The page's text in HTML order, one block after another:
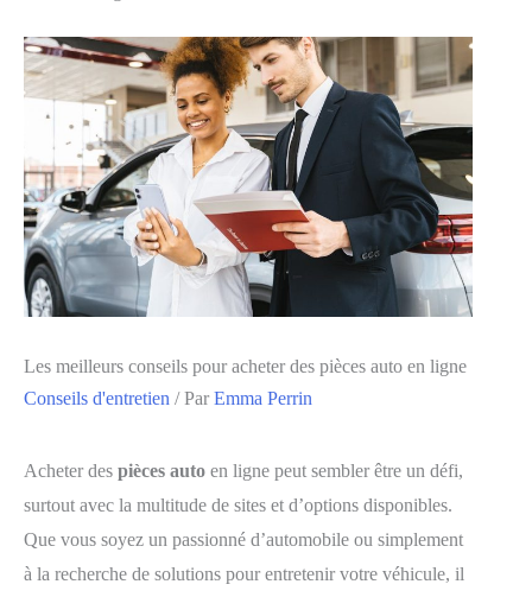
Les meilleurs conseils pour acheter des pièces auto en ligne
Conseils d'entretien / Par Emma Perrin
Acheter des pièces auto en ligne peut sembler être un défi,
surtout avec la multitude de sites et d’options disponibles.
Que vous soyez un passionné d’automobile ou simplement
à la recherche de solutions pour entretenir votre véhicule, il